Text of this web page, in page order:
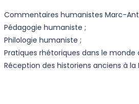
Commentaires humanistes Marc-
Pédagogie humaniste ;
Philologie humaniste ;
Pratiques rhétoriques dans le
Réception des historiens anciens à